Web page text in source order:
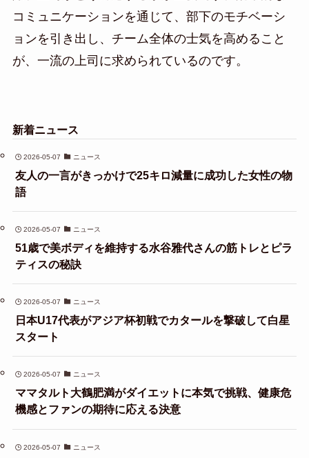
コミュニケーションを通じて、部下のモチベーシ
ョンを引き出し、チーム全体の士気を高めること
が、一流の上司に求められているのです。
新着ニュース
2026-05-07 ニュース
友人の一言がきっかけで25キロ減量に成功した女性の物
語
2026-05-07 ニュース
51歳で美ボディを維持する水谷雅代さんの筋トレとピラ
ティスの秘訣
2026-05-07 ニュース
日本U17代表がアジア杯初戦でカタールを撃破して白星
スタート
2026-05-07 ニュース
ママタルト大鶴肥満がダイエットに本気で挑戦、健康危
機感とファンの期待に応える決意
2026-05-07 ニュース